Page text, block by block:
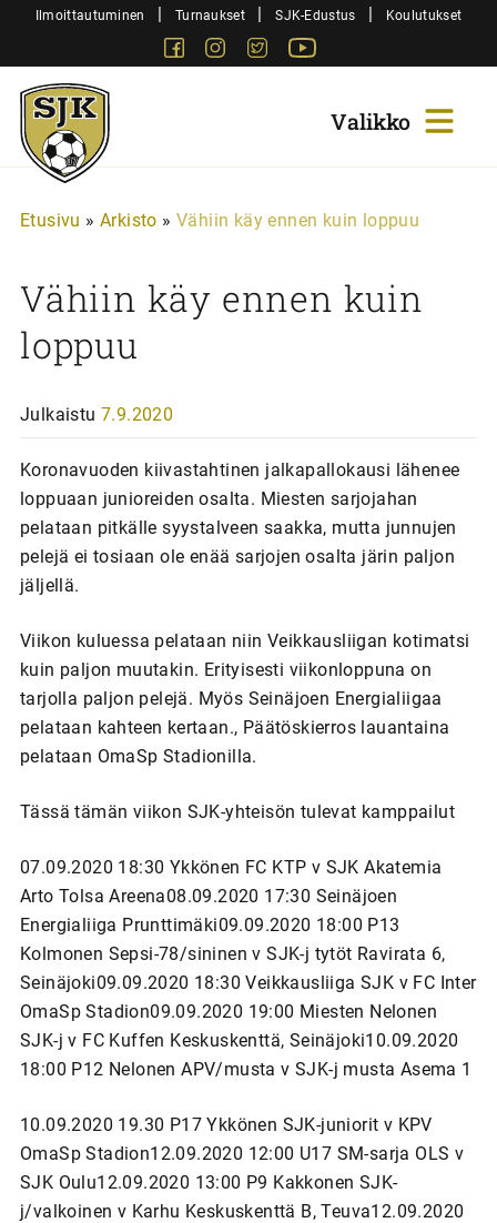
SiirryIlmoittautuminen | Turnaukset | SJK-Edustus | Koulutukset
FacebookInstagram
Twitter
Sjk-
Juniorit
Etusivu » Arkisto » Vähiin käy ennen kuin loppuu
Vähiin käy ennen kuin
loppuu
Julkaistu 7.9.2020
Koronavuoden kiivastahtinen jalkapallokausi lähenee
loppuaan junioreiden osalta. Miesten sarjojahan
pelataan pitkälle syystalveen saakka, mutta junnujen
pelejä ei tosiaan ole enää sarjojen osalta järin paljon
jäljellä.
Viikon kuluessa pelataan niin Veikkausliigan kotimatsi
kuin paljon muutakin. Erityisesti viikonloppuna on
tarjolla paljon pelejä. Myös Seinäjoen Energialiigaa
pelataan kahteen kertaan., Päätöskierros lauantaina
pelataan OmaSp Stadionilla.
Tässä tämän viikon SJK-yhteisön tulevat kamppailut
07.09.2020 18:30 Ykkönen FC KTP v SJK Akatemia
Arto Tolsa Areena08.09.2020 17:30 Seinäjoen
Energialiiga Prunttimäki09.09.2020 18:00 P13
Kolmonen Sepsi-78/sininen v SJK-j tytöt Ravirata 6,
Seinäjoki09.09.2020 18:30 Veikkausliiga SJK v FC Inter
OmaSp Stadion09.09.2020 19:00 Miesten Nelonen
SJK-j v FC Kuffen Keskuskenttä, Seinäjoki10.09.2020
18:00 P12 Nelonen APV/musta v SJK-j musta Asema 1
10.09.2020 19.30 P17 Ykkönen SJK-juniorit v KPV
OmaSp Stadion12.09.2020 12:00 U17 SM-sarja OLS v
SJK Oulu12.09.2020 13:00 P9 Kakkonen SJK-
j/valkoinen v Karhu Keskuskenttä B, Teuva12.09.2020